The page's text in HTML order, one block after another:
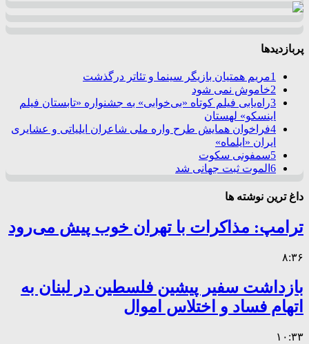
پربازدیدها
1مریم همتیان بازیگر سینما و تئاتر درگذشت
2خاموش نمی شود
3راه‌یابی فیلم کوتاه «بی‌خوابی» به جشنواره «تابستان فیلم
اینسکو» لهستان
4فراخوان همایش طرح واره ملی شاعران ایلیاتی و عشایری
ایران «ایلماه»
5سمفونی سکوت
6 الموت ثبت جهانی شد
داغ ترین نوشته ها
ترامپ: مذاکرات با تهران خوب پیش می‌رود
۸:۳۶
بازداشت سفیر پیشین فلسطین در لبنان به
اتهام فساد و اختلاس اموال
۱۰:۳۳